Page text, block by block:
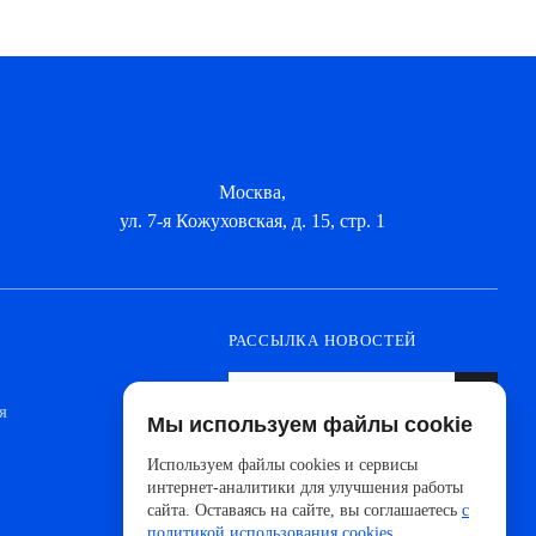
Москва,
ул. 7-я Кожуховская, д. 15, стр. 1
РАССЫЛКА НОВОСТЕЙ
новинок от ведущих производителей и
новостей АйДистрибьют
Мы используем файлы cookie
Используем файлы cookies и сервисы
интернет-аналитики для улучшения работы
сайта. Оставаясь на сайте, вы соглашаетесь с